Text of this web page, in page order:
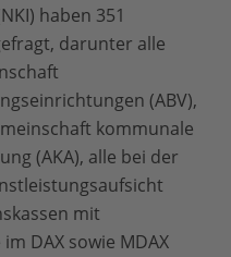
haben 351
darunter alle
(ABV),
kommunale
(AKA), alle bei der
mit
DAX sowie MDAX